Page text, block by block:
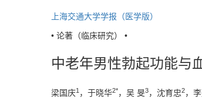
上海交通大学学报（医学版）
• 论著（临床研究） •
中老年男性勃起功能与
梁国庆1 ，于晓华2*，吴 旻3，沈育忠2，